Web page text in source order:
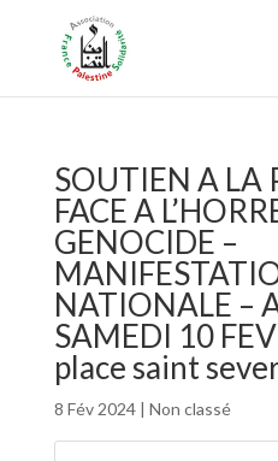
SOUTIEN A LA
FACE A
GENOCIDE –
NATIONALE –
SAMEDI 10
place saint
8 Fév 2024| Non classé